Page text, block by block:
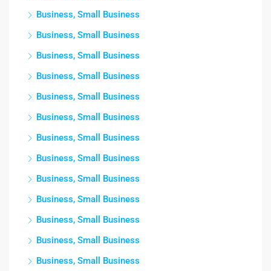
Business, Small Business
Business, Small Business
Business, Small Business
Business, Small Business
Business, Small Business
Business, Small Business
Business, Small Business
Business, Small Business
Business, Small Business
Business, Small Business
Business, Small Business
Business, Small Business
Business, Small Business